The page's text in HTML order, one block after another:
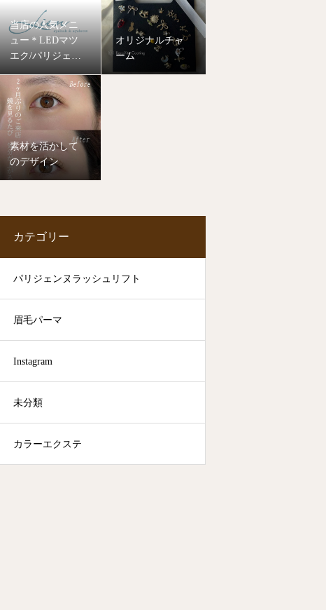
当店の人気メニ
ュー＊LEDマツ
エク/パリジェン
ト
オリジナルチャ
ーム
素材を活かして
のデザイン
カテゴリー
パリジェンヌラッシュリフト
眉毛パーマ
Instagram
未分類
カラーエクステ